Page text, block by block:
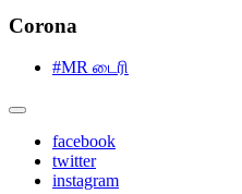
Corona
#MR டைரி
facebook
twitter
instagram